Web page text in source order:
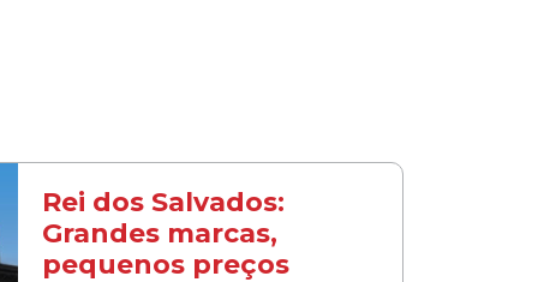
Rei dos Salvados:
Grandes marcas,
pequenos preços